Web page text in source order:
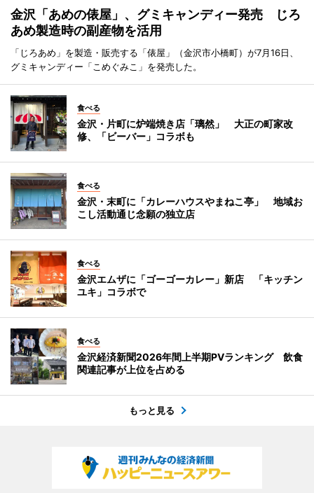
金沢「あめの俵屋」、グミキャンディー発売 じろ
あめ製造時の副産物を活用
「じろあめ」を製造・販売する「俵屋」（金沢市小橋町）が7月16日、
グミキャンディー「こめぐみこ」を発売した。
食べる
金沢・片町に炉端焼き店「璃然」 大正の町家改
修、「ビーバー」コラボも
食べる
金沢・末町に「カレーハウスやまねこ亭」 地域お
こし活動通じ念願の独立店
食べる
金沢エムザに「ゴーゴーカレー」新店 「キッチン
ユキ」コラボで
食べる
金沢経済新聞2026年間上半期PVランキング 飲食
関連記事が上位を占める
もっと見る